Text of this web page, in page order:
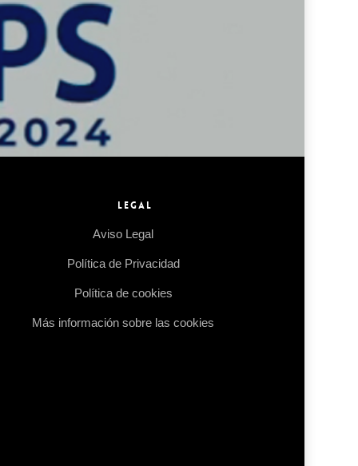
LEGAL
Aviso Legal
Política de Privacidad
Política de cookies
Más información sobre las cookies